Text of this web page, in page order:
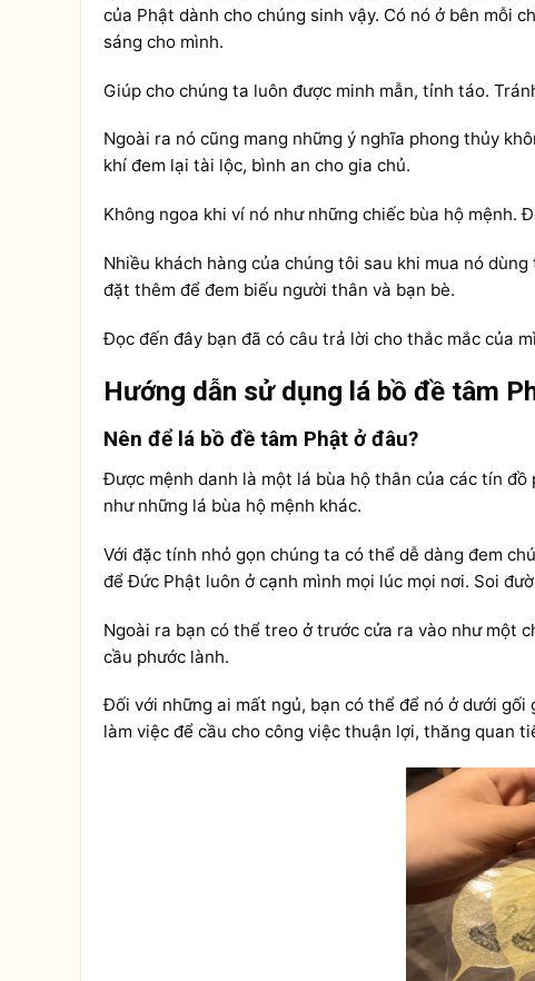
của Phật dành cho chúng sinh vậy. Có nó ở bên mỗi
sáng cho mình.
Giúp cho chúng ta luôn được minh mẫn, tỉnh táo.
Ngoài ra nó cũng mang những ý nghĩa phong thủy
khí đem lại tài lộc, bình an cho gia chủ.
Không ngoa khi ví nó như những chiếc bùa hộ mệnh.
Nhiều khách hàng của chúng tôi sau khi mua nó
đặt thêm để đem biếu người thân và bạn bè.
Đọc đến đây bạn đã có câu trả lời cho thắc mắc của
Hướng dẫn sử dụng lá bồ đề tâm
Nên để lá bồ đề tâm Phật ở đâu?
Được mệnh danh là một lá bùa hộ thân của các tín
như những lá bùa hộ mệnh khác.
Với đặc tính nhỏ gọn chúng ta có thể dễ dàng đem
để Đức Phật luôn ở cạnh mình mọi lúc mọi nơi. Soi
Ngoài ra bạn có thể treo ở trước cửa ra vào như một
cầu phước lành.
Đối với những ai mất ngủ, bạn có thể để nó ở dưới
làm việc để cầu cho công việc thuận lợi, thăng quan